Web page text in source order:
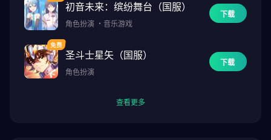
初音未来：缤纷舞台（国服）
角色扮演 ・ 音乐游戏
下载
圣斗士星矢（国服）
角色扮演
下载
查看更多